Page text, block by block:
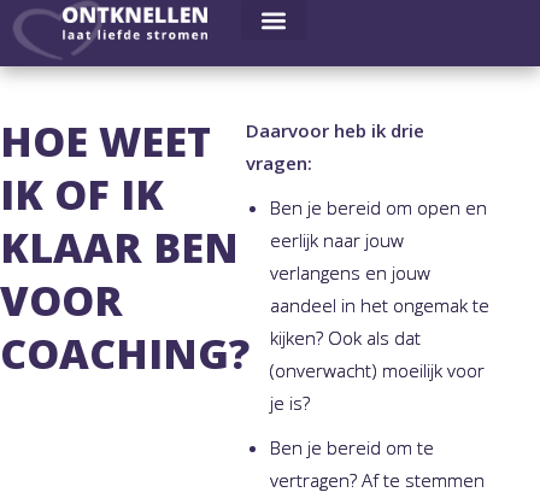
HOE WEET
IK OF IK
KLAAR BEN
VOOR
COACHING?
Daarvoor heb ik drie
vragen:
Ben je bereid om open en
eerlijk naar jouw
verlangens en jouw
aandeel in het ongemak te
kijken? Ook als dat
(onverwacht) moeilijk voor
je is?
Ben je bereid om te
vertragen? Af te stemmen